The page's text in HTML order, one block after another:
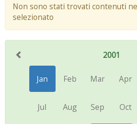
Non sono stati trovati contenuti
selezionato
2001
Jan Feb Mar Apr
Jul Aug Sep Oct